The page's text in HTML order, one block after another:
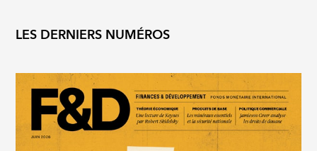
LES DERNIERS NUMÉROS